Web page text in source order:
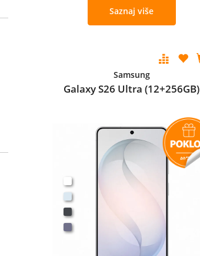
Saznaj više
Samsung
Galaxy S26 Ultra (12+256GB)